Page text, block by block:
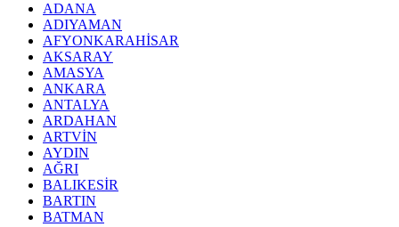
ADANA
ADIYAMAN
AFYONKARAHİSAR
AKSARAY
AMASYA
ANKARA
ANTALYA
ARDAHAN
ARTVİN
AYDIN
AĞRI
BALIKESİR
BARTIN
BATMAN